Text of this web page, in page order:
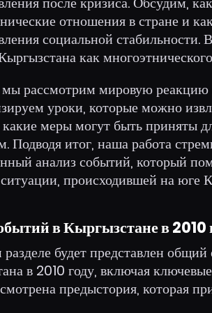
отношения в стране и
социальной
как
рассмотрим мировую реакцию
уроки, которые можно
какие меры могут быть приняты
Подводя итог, наша работа
анализ событий, который
происходившей на юге
в Кыргызстане в 2010
будет представлен
в 2010 году, включая
предыстория, которая